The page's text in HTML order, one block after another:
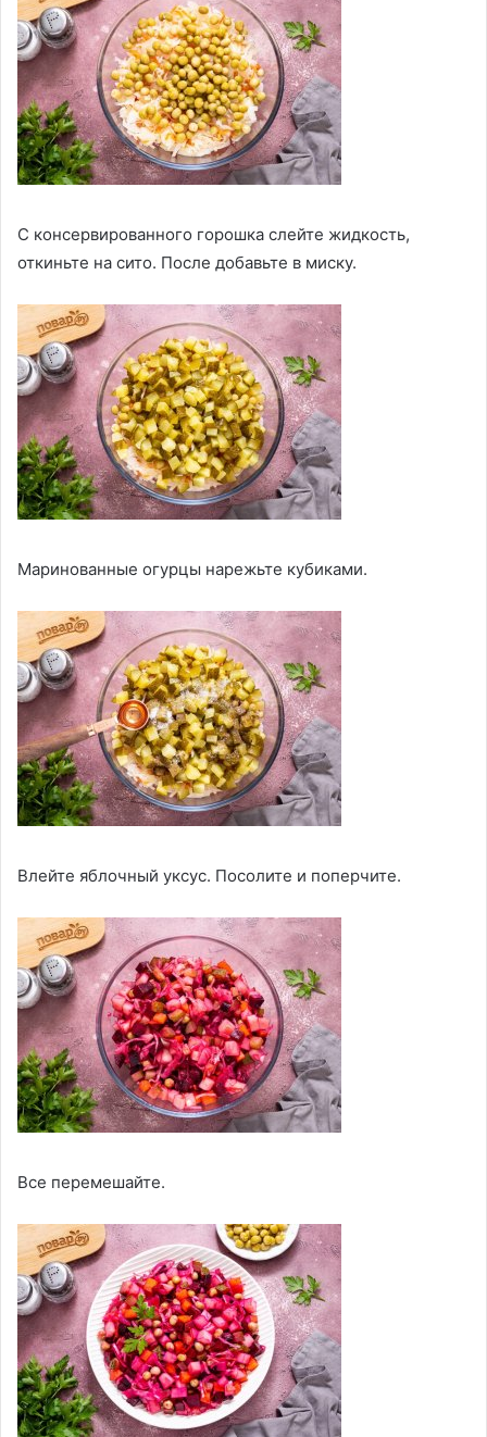
С консервированного горошка слейте жидкость,
откиньте на сито. После добавьте в миску.
Маринованные огурцы нарежьте кубиками.
Влейте яблочный уксус. Посолите и поперчите.
Все перемешайте.